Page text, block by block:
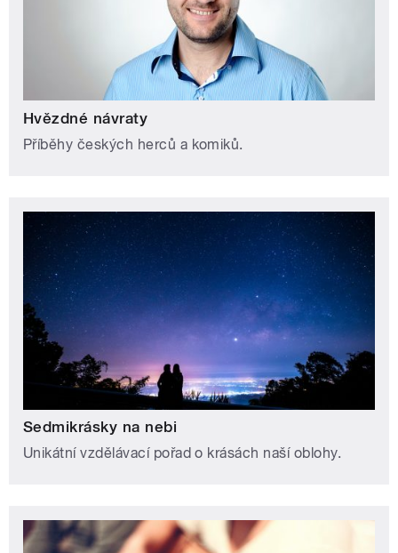
Hvězdné návraty
Příběhy českých herců a komiků.
Sedmikrásky na nebi
Unikátní vzdělávací pořad o krásách naší oblohy.